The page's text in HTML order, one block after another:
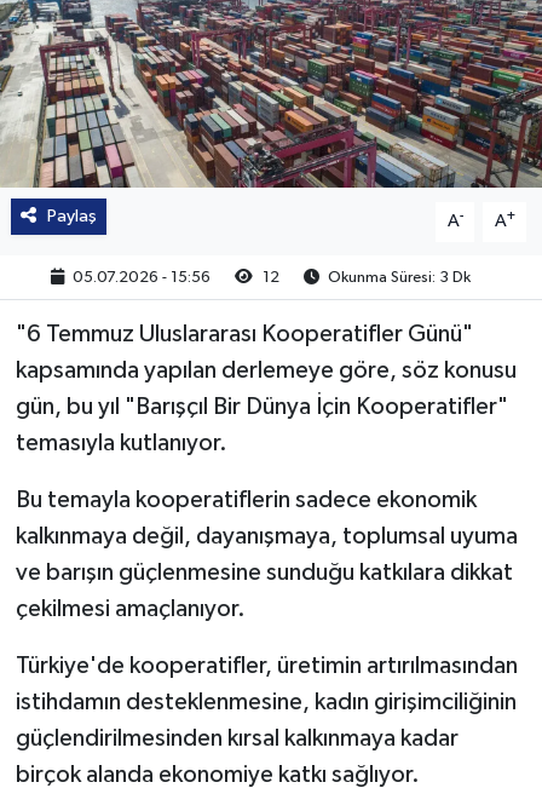
Paylaş A- A+
05.07.2026 - 15:56 12 Okunma Süresi: 3 Dk
"6 Temmuz Uluslararası Kooperatifler Günü"
kapsamında yapılan derlemeye göre, söz konusu
gün, bu yıl "Barışçıl Bir Dünya İçin Kooperatifler"
temasıyla kutlanıyor.
Bu temayla kooperatiflerin sadece ekonomik
kalkınmaya değil, dayanışmaya, toplumsal uyuma
ve barışın güçlenmesine sunduğu katkılara dikkat
çekilmesi amaçlanıyor.
Türkiye'de kooperatifler, üretimin artırılmasından
istihdamın desteklenmesine, kadın girişimciliğinin
güçlendirilmesinden kırsal kalkınmaya kadar
birçok alanda ekonomiye katkı sağlıyor.